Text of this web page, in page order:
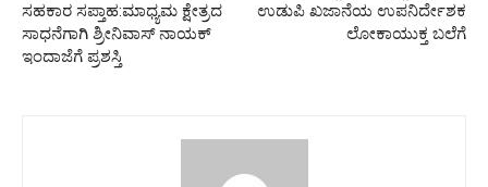
ಸಹಕಾರ ಸಪ್ತಾಹ:ಮಾಧ್ಯಮ ಕ್ಷೇತ್ರದ
ಸಾಧನೆಗಾಗಿ ಶ್ರೀನಿವಾಸ್ ನಾಯಕ್
ಇಂದಾಜೆಗೆ ಪ್ರಶಸ್ತಿ
ಉಡುಪಿ ಖಜಾನೆಯ ಉಪನಿರ್ದೇಶಕ
ಲೋಕಾಯುಕ್ತ ಬಲೆಗೆ